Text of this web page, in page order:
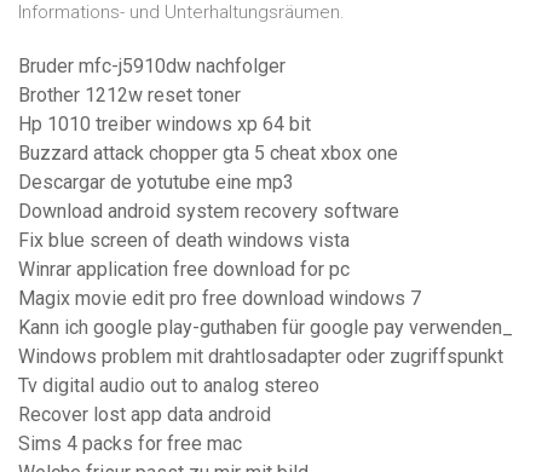
Informations- und Unterhaltungsräumen.
Bruder mfc-j5910dw nachfolger
Brother 1212w reset toner
Hp 1010 treiber windows xp 64 bit
Buzzard attack chopper gta 5 cheat xbox one
Descargar de yotutube eine mp3
Download android system recovery software
Fix blue screen of death windows vista
Winrar application free download for pc
Magix movie edit pro free download windows 7
Kann ich google play-guthaben für google pay verwenden_
Windows problem mit drahtlosadapter oder zugriffspunkt
Tv digital audio out to analog stereo
Recover lost app data android
Sims 4 packs for free mac